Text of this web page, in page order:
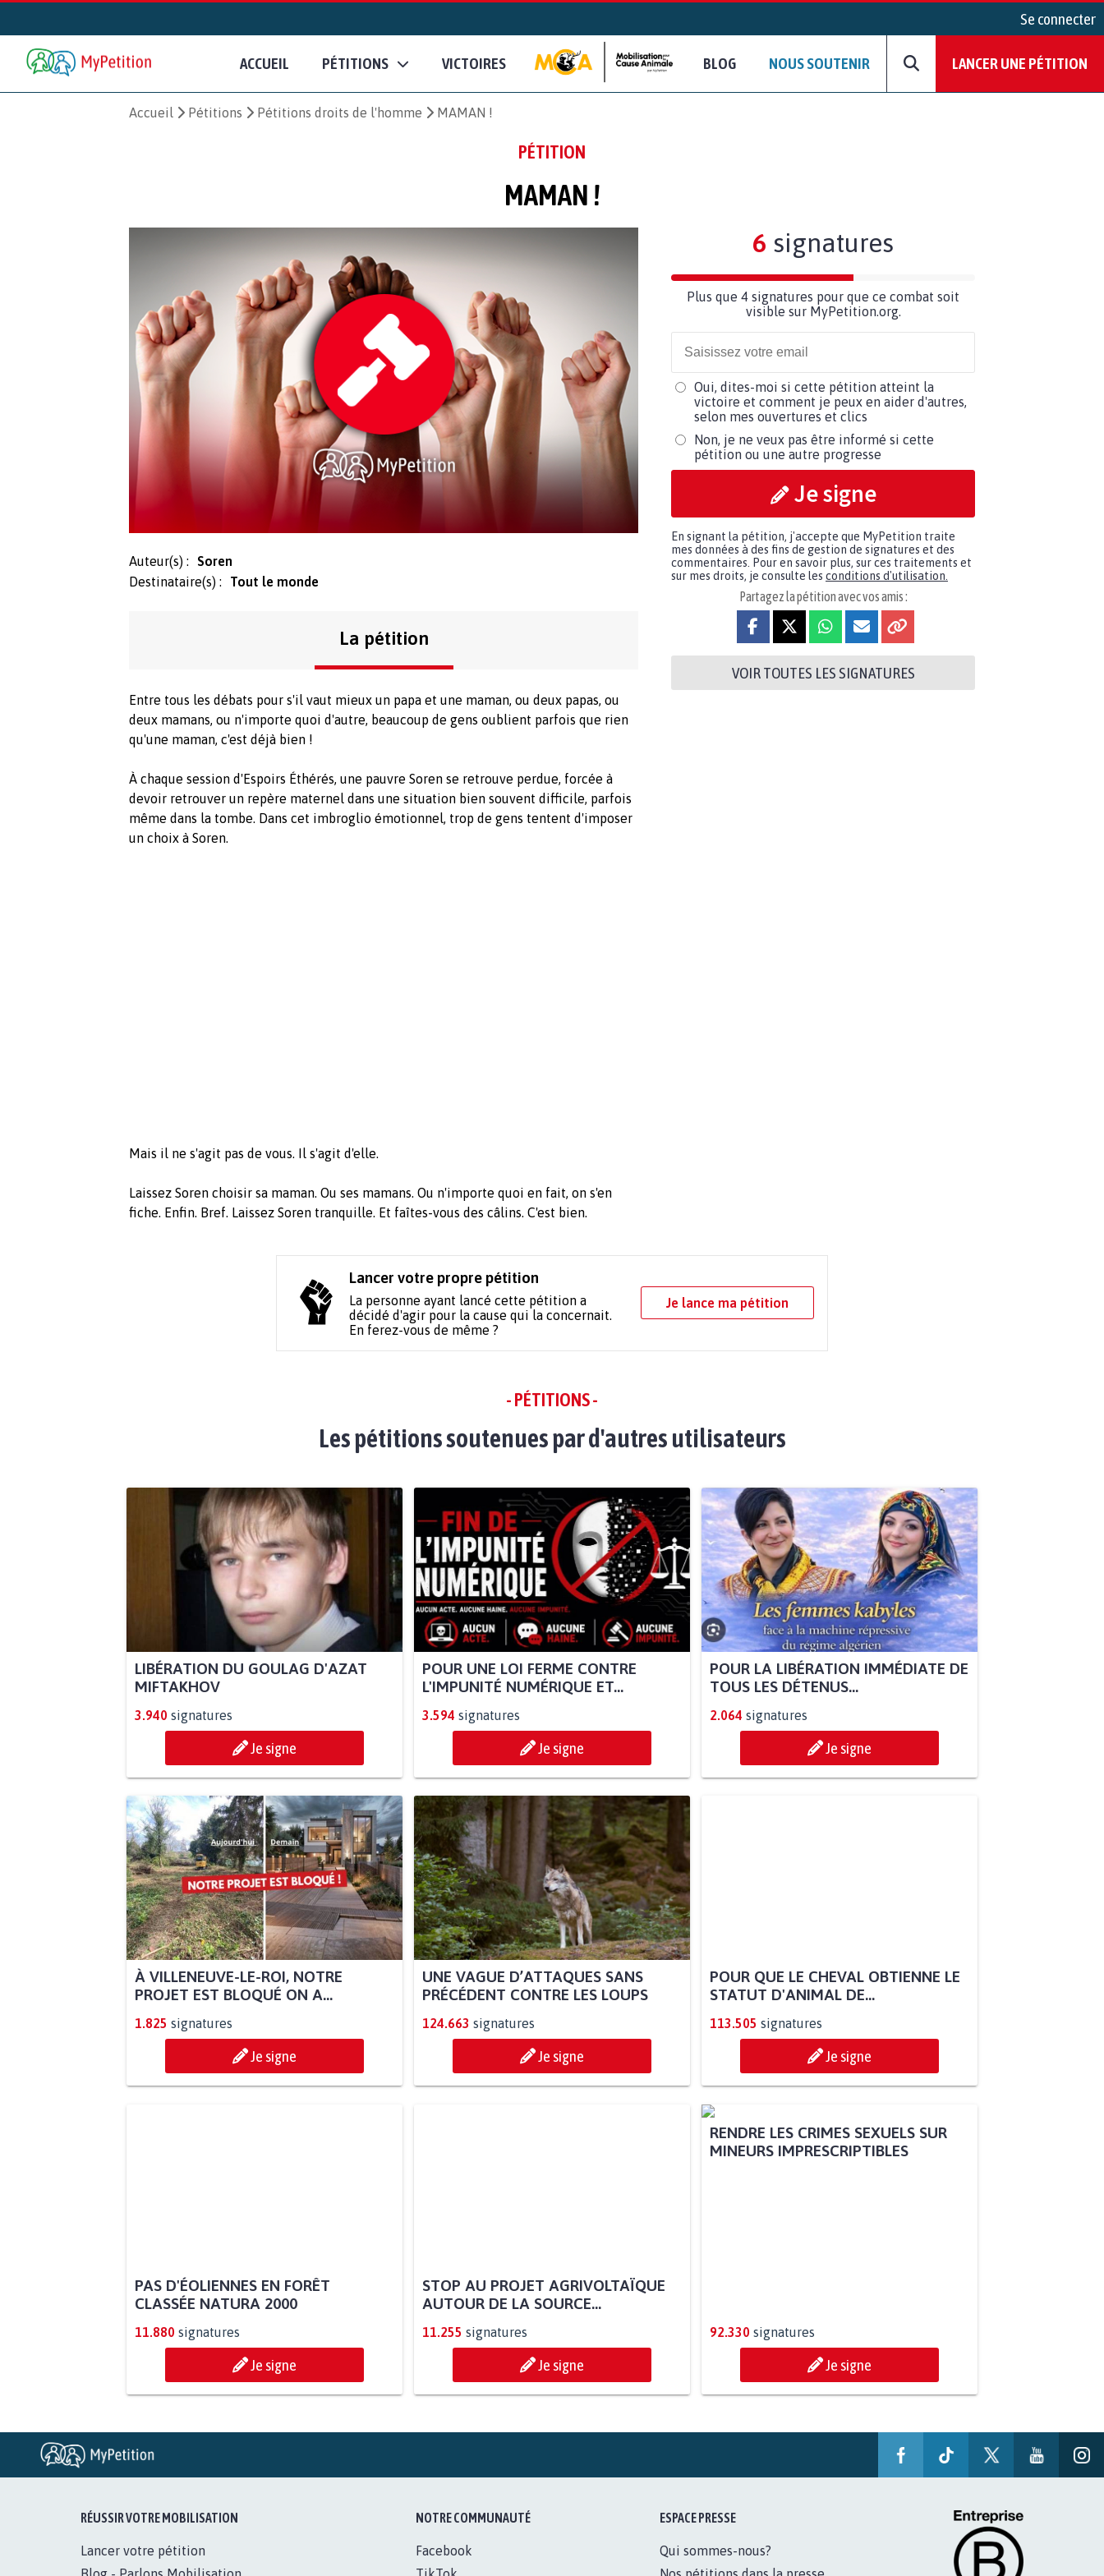
Se connecter
ACCUEIL PÉTITIONS VICTOIRES BLOG NOUS SOUTENIR LANCER UNE PÉTITION
Accueil Pétitions Pétitions droits de l'homme MAMAN !
PÉTITION
MAMAN !
Auteur(s) :
Soren
Destinataire(s) :
Tout le monde
La pétition
Entre tous les débats pour s'il vaut mieux un papa et une maman, ou deux papas, ou
deux mamans, ou n'importe quoi d'autre, beaucoup de gens oublient parfois que rien
qu'une maman, c'est déjà bien !
À chaque session d'Espoirs Éthérés, une pauvre Soren se retrouve perdue, forcée à
devoir retrouver un repère maternel dans une situation bien souvent difficile, parfois
même dans la tombe. Dans cet imbroglio émotionnel, trop de gens tentent d'imposer
un choix à Soren.
Mais il ne s'agit pas de vous. Il s'agit d'elle.
Laissez Soren choisir sa maman. Ou ses mamans. Ou n'importe quoi en fait, on s'en
fiche. Enfin. Bref. Laissez Soren tranquille. Et faîtes-vous des câlins. C'est bien.
6 signatures
Plus que 4 signatures pour que ce combat soit
visible sur MyPetition.org.
Oui, dites-moi si cette pétition atteint la
victoire et comment je peux en aider d'autres,
selon mes ouvertures et clics
Non, je ne veux pas être informé si cette
pétition ou une autre progresse
Je signe
En signant la pétition, j'accepte que MyPetition traite
mes données à des fins de gestion de signatures et des
commentaires. Pour en savoir plus, sur ces traitements et
sur mes droits, je consulte les conditions d'utilisation.
Partagez la pétition avec vos amis :
VOIR TOUTES LES SIGNATURES
Lancer votre propre pétition
La personne ayant lancé cette pétition a
décidé d'agir pour la cause qui la concernait.
En ferez-vous de même ?
Je lance ma pétition
- PÉTITIONS -
Les pétitions soutenues par d'autres utilisateurs
LIBÉRATION DU GOULAG D'AZAT
MIFTAKHOV
3.940 signatures
Je signe
POUR UNE LOI FERME CONTRE
L'IMPUNITÉ NUMÉRIQUE ET...
3.594 signatures
Je signe
POUR LA LIBÉRATION IMMÉDIATE DE
TOUS LES DÉTENUS...
2.064 signatures
Je signe
À VILLENEUVE-LE-ROI, NOTRE
PROJET EST BLOQUÉ ON A...
1.825 signatures
Je signe
UNE VAGUE D’ATTAQUES SANS
PRÉCÉDENT CONTRE LES LOUPS
124.663 signatures
Je signe
POUR QUE LE CHEVAL OBTIENNE LE
STATUT D'ANIMAL DE...
113.505 signatures
Je signe
PAS D'ÉOLIENNES EN FORÊT
CLASSÉE NATURA 2000
11.880 signatures
Je signe
STOP AU PROJET AGRIVOLTAÏQUE
AUTOUR DE LA SOURCE...
11.255 signatures
Je signe
92.330 signatures
Je signe
RÉUSSIR VOTRE MOBILISATION
Lancer votre pétition
NOTRE COMMUNAUTÉ
Facebook
ESPACE PRESSE
Qui sommes-nous?